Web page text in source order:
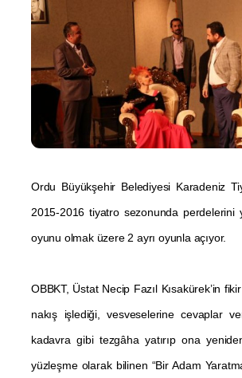
Ordu Büyükşehir Belediyesi Karadeniz
2015-2016 tiyatro sezonunda perdelerini
oyunu olmak üzere 2 ayrı oyunla açıyor.
OBBKT, Üstat Necip Fazıl Kısakürek’in fikir
nakış işlediği, vesveselerine cevaplar
kadavra gibi tezgâha yatırıp ona
yüzleşme olarak bilinen “Bir Adam